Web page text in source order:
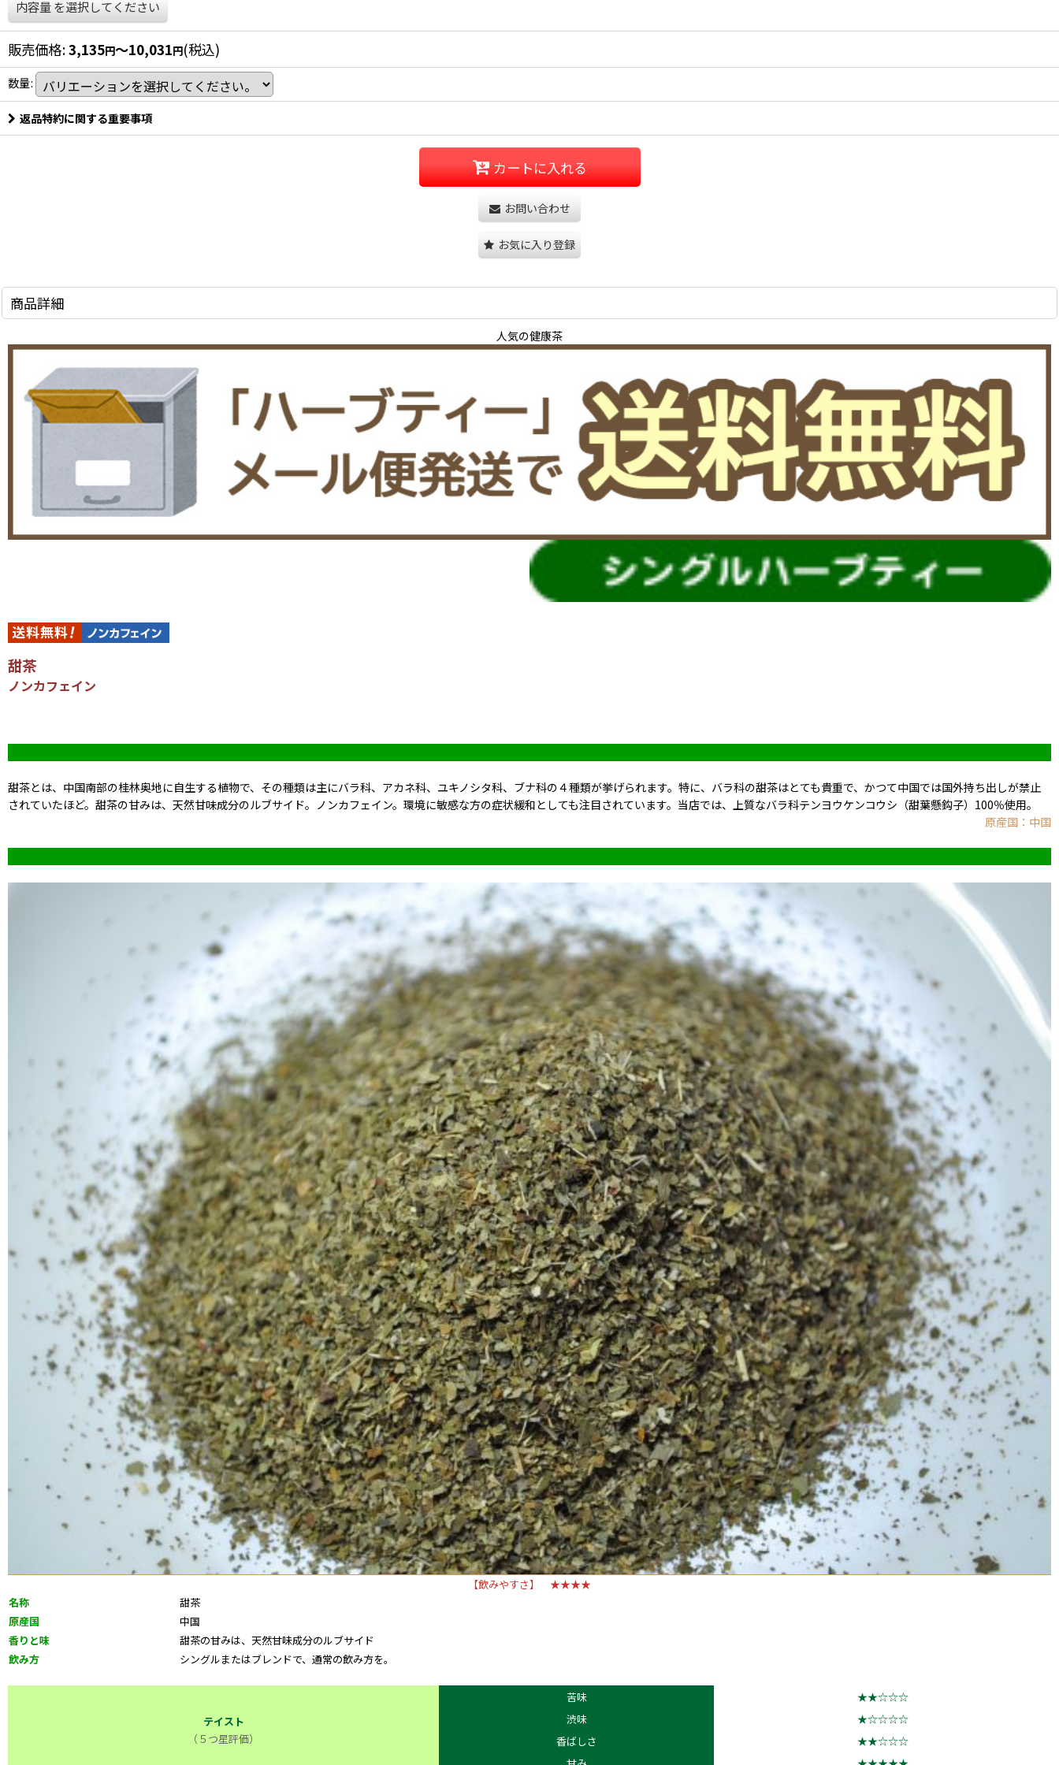
内容量を選択してください
販売価格:3,135円～10,031円(税込)
数量:
返品特約に関する重要事項
カートに入れる
お問い合わせ
お気に入り登録
商品詳細
人気の健康茶
甜茶
ノンカフェイン
甜茶とは、中国南部の桂林奥地に自生する植物で、その種類は主にバラ科、アカネ科、ユキノシタ科、ブナ科の４種類が挙げられます。特に、バラ科の甜茶はとても貴重で、かつて中国では国外持ち出しが禁止
されていたほど。甜茶の甘みは、天然甘味成分のルブサイド。ノンカフェイン。環境に敏感な方の症状緩和としても注目されています。当店では、上質なバラ科テンヨウケンコウシ（甜葉懸鈎子）100％使用。
原産国：中国
【飲みやすさ】 ★★★★
名称
甜茶
原産国
中国
香りと味
甜茶の甘みは、天然甘味成分のルブサイド
飲み方
シングルまたはブレンドで、通常の飲み方を。
テイスト
（５つ星評価）
苦味
★★☆☆☆
渋味
★☆☆☆☆
香ばしさ
★★☆☆☆